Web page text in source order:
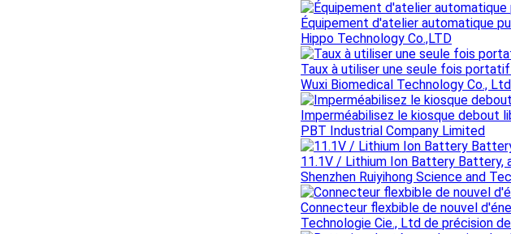
Équipement d'atelier automatique
Hippo Technology Co.,LTD
Taux à utiliser une seule fois
Wuxi Biomedical Technology Co.,
Imperméabilisez le kiosque debout
PBT Industrial Company Limited
11.1V / Lithium Ion Battery Battery,
Shenzhen Ruiyihong Science and
Connecteur flexbible de nouvel
Technologie Cie., Ltd de précision